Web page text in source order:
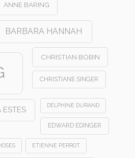
ANNE BARING
BARBARA HANNAH
CHRISTIAN BOBIN
CHRISTIANE SINGER
ESTES DELPHINE DURAND
EDWARD EDINGER
ETIENNE PERROT